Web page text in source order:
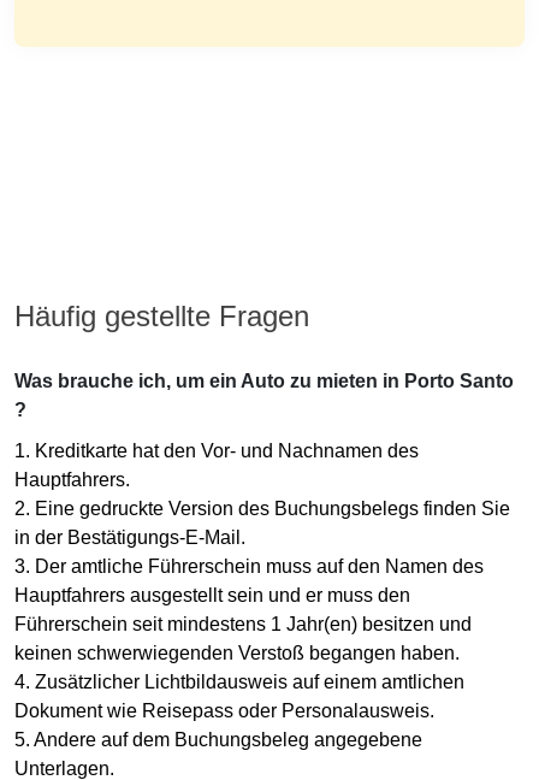
Häufig gestellte Fragen
Was brauche ich, um ein Auto zu mieten in Porto Santo
?
1. Kreditkarte hat den Vor- und Nachnamen des
Hauptfahrers.
2. Eine gedruckte Version des Buchungsbelegs finden Sie
in der Bestätigungs-E-Mail.
3. Der amtliche Führerschein muss auf den Namen des
Hauptfahrers ausgestellt sein und er muss den
Führerschein seit mindestens 1 Jahr(en) besitzen und
keinen schwerwiegenden Verstoß begangen haben.
4. Zusätzlicher Lichtbildausweis auf einem amtlichen
Dokument wie Reisepass oder Personalausweis.
5. Andere auf dem Buchungsbeleg angegebene
Unterlagen.